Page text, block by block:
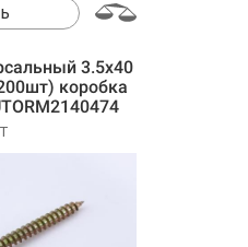
3.5х40
коробка